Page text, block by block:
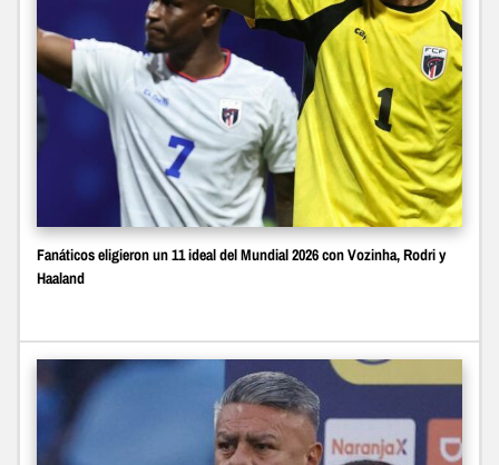
Fanáticos eligieron un 11 ideal del Mundial 2026 con Vozinha, Rodri y
Haaland